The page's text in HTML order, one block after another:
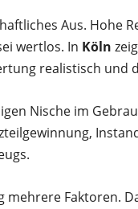
Aus. Hohe
wertlos. In Köln
realistisch und
Nische im
Faktoren.